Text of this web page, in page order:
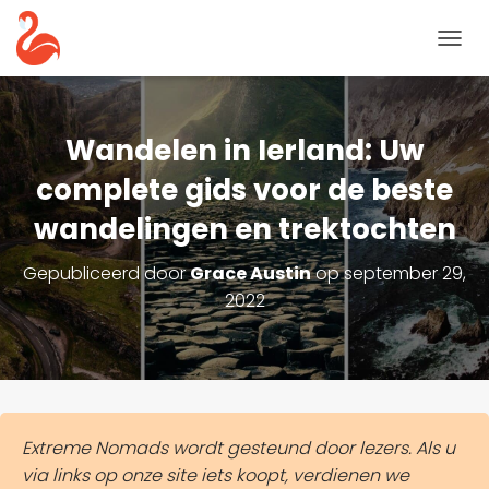
A
V
I
G
A
T
I
E
T
O
G
G
L
E
Wandelen in Ierland: Uw
complete gids voor de beste
wandelingen en trektochten
Gepubliceerd doorGrace Austinopseptember 29,
2022
Extreme Nomads wordt gesteund door lezers. Als u
via links op onze site iets koopt, verdienen we